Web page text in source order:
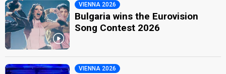
VIENNA 2026
Bulgaria wins the Eurovision
Song Contest 2026
VIENNA 2026